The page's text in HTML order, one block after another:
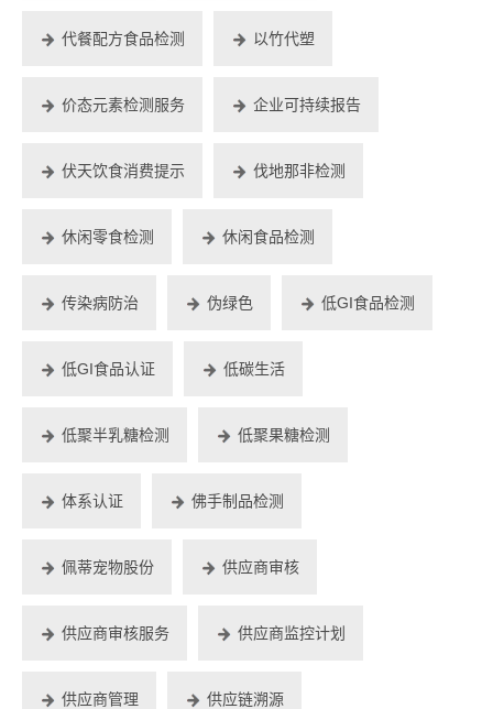
代餐配方食品检测 以竹代塑
价态元素检测服务 企业可持续报告
伏天饮食消费提示 伐地那非检测
休闲零食检测 休闲食品检测
传染病防治 伪绿色 低GI食品检测
低GI食品认证 低碳生活
低聚半乳糖检测 低聚果糖检测
体系认证 佛手制品检测
佩蒂宠物股份 供应商审核
供应商审核服务 供应商监控计划
供应商管理 供应链溯源